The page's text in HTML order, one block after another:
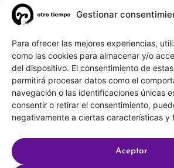
Gestionar
Para ofrecer las mejores experiencias,
como las cookies para almacenar y/o
del dispositivo. El consentimiento de
permitirá procesar datos como el
navegación o las identificaciones únicas
consentir o retirar el consentimiento,
negativamente a ciertas características y
Aceptar
C/ Duque de Fernán
2 – 1ºA 28012 –
(+34) 623 183